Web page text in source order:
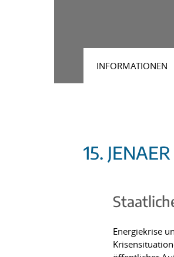
INFORMATIONEN
15.
Energiekrise